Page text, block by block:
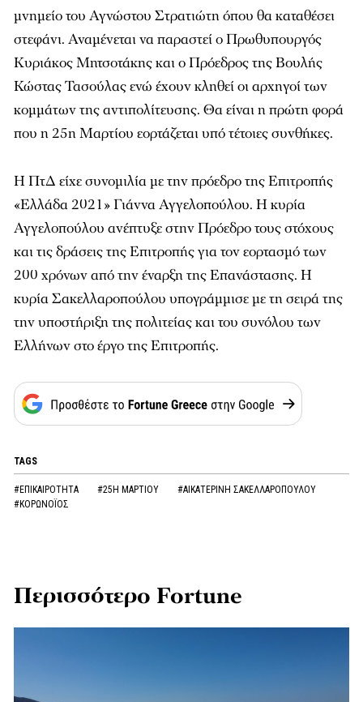
μνημείο του Αγνώστου Στρατιώτη όπου θα καταθέσει
στεφάνι. Αναμένεται να παραστεί ο Πρωθυπουργός
Κυριάκος Μητσοτάκης και ο Πρόεδρος της Βουλής
Κώστας Τασούλας ενώ έχουν κληθεί οι αρχηγοί των
κομμάτων της αντιπολίτευσης. Θα είναι η πρώτη φορά
που η 25η Μαρτίου εορτάζεται υπό τέτοιες συνθήκες.
Η ΠτΔ είχε συνομιλία με την πρόεδρο της Επιτροπής
«Ελλάδα 2021» Γιάννα Αγγελοπούλου. Η κυρία
Αγγελοπούλου ανέπτυξε στην Πρόεδρο τους στόχους
και τις δράσεις της Επιτροπής για τον εορτασμό των
200 χρόνων από την έναρξη της Επανάστασης. Η
κυρία Σακελλαροπούλου υπογράμμισε με τη σειρά της
την υποστήριξη της πολιτείας και του συνόλου των
Ελλήνων στο έργο της Επιτροπής.
TAGS
#ΕΠΙΚΑΙΡΟΤΗΤΑ #25Η ΜΑΡΤΙΟΥ
#ΑΙΚΑΤΕΡΙΝΗ ΣΑΚΕΛΛΑΡΟΠΟΥΛΟΥ
#ΚΟΡΩΝOΪΟΣ
Περισσότερο Fortune